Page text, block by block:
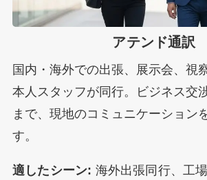
アテンド通訳
国内・海外での出張、展示会、視
本人スタッフが同行。ビジネス交
まで、現地のコミュニケーション
す。
適したシーン: 海外出張同行、工